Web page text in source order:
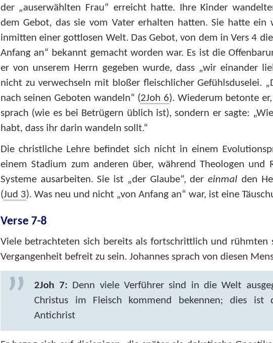
der „auserwählten Frau“ erreicht hatte. Ihre Kinder
dem Gebot, das sie vom Vater erhalten hatten. Sie hatte ein
inmitten einer gottlosen Welt. Das Gebot, von dem in Vers 4
Anfang an“ bekannt gemacht worden war. Es ist die
er von unserem Herrn gegeben wurde, dass „wir einander
nicht zu verwechseln mit bloßer fleischlicher Gefühlsduselei.
nach seinen Geboten wandeln“ (2Joh 6). Wiederum betonte
sprach (wie es bei Betrügern üblich ist), sondern er sagte:
habt, dass ihr darin wandeln sollt.“
Die christliche Lehre befindet sich nicht in einem
einem Stadium zum anderen über, während Theologen und
Systeme ausarbeiten. Sie ist „der Glaube“, dereinmal den
(Jud 3). Was neu und nicht „von Anfang an“ war, ist eine
Verse 7-8
Viele betrachteten sich bereits als fortschrittlich und rühmten
Vergangenheit befreit zu sein. Johannes sprach von diesen
2Joh 7: Denn viele Verführer sind in die Welt
Christus im Fleisch kommend bekennen; dies ist
Antichrist